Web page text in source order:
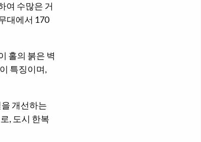
여 수많은 거
대에서 170
홀의 붉은 벽
특징이며,
개선하는
, 도시 한복